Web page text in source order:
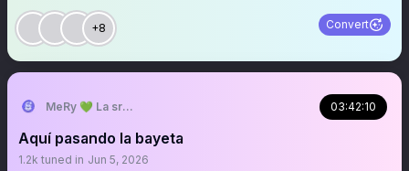
+8 Convert
MeRy 💚 La sra que ya no abre los espacios 03:42:10
Aquí pasando la bayeta
1.2k tuned in Jun 5, 2026